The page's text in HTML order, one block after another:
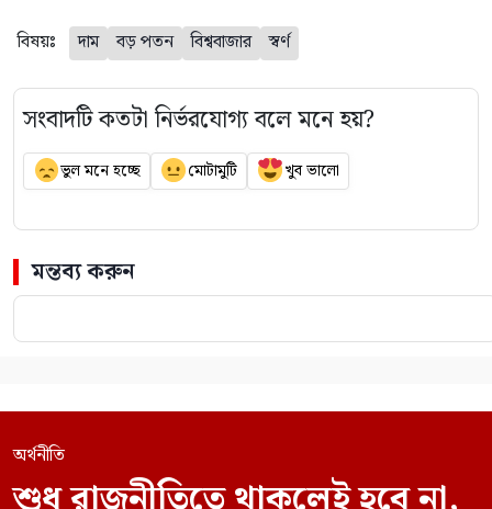
বিষয়ঃ দাম বড় পতন বিশ্ববাজার স্বর্ণ
সংবাদটি কতটা নির্ভরযোগ্য বলে মনে হয়?
ভুল মনে হচ্ছে মোটামুটি খুব ভালো
মন্তব্য করুন
অর্থনীতি